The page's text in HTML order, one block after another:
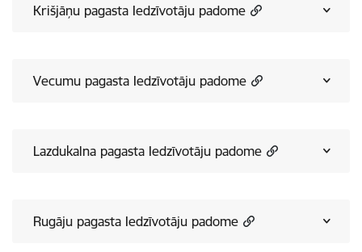
Krišjāņu pagasta Iedzīvotāju padome
Vecumu pagasta Iedzīvotāju padome
Lazdukalna pagasta Iedzīvotāju padome
Rugāju pagasta Iedzīvotāju padome